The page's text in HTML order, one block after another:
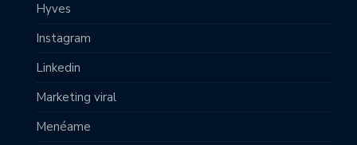
Hyves
Instagram
Linkedin
Marketing viral
Menéame